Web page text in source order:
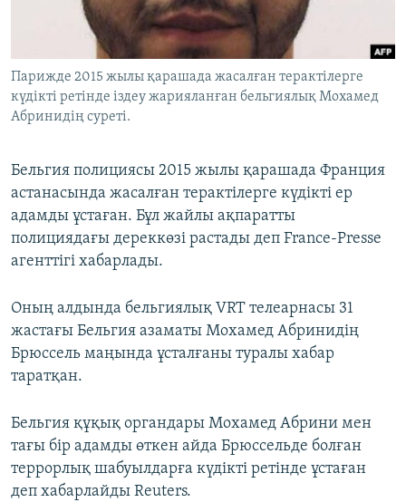
ЖАЗЫЛЫҢЫЗ
Басқа тілдерде
Парижде 2015 жылы қарашада жасалған терактілерге
күдікті ретінде іздеу жарияланған бельгиялық Мохамед
Абринидің суреті.
Бельгия полициясы 2015 жылы қарашада Франция
астанасында жасалған терактілерге күдікті ер
адамды ұстаған. Бұл жайлы ақпаратты
полициядағы дереккөзі растады деп France-Presse
агенттігі хабарлады.
Оның алдында бельгиялық VRT телеарнасы 31
жастағы Бельгия азаматы Мохамед Абринидің
Брюссель маңында ұсталғаны туралы хабар
таратқан.
Бельгия құқық органдары Мохамед Абрини мен
тағы бір адамды өткен айда Брюссельде болған
террорлық шабуылдарға күдікті ретінде ұстаған
деп хабарлайды Reuters.